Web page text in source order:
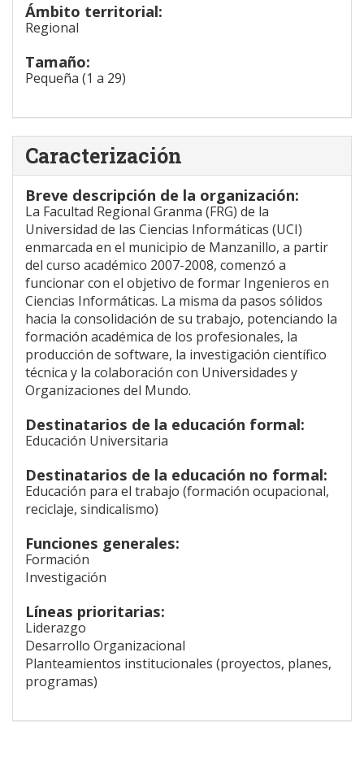
Ámbito territorial:
Regional
Tamaño:
Pequeña (1 a 29)
Caracterización
Breve descripción de la organización:
La Facultad Regional Granma (FRG) de la
Universidad de las Ciencias Informáticas (UCI)
enmarcada en el municipio de Manzanillo, a partir
del curso académico 2007-2008, comenzó a
funcionar con el objetivo de formar Ingenieros en
Ciencias Informáticas. La misma da pasos sólidos
hacia la consolidación de su trabajo, potenciando la
formación académica de los profesionales, la
producción de software, la investigación científico
técnica y la colaboración con Universidades y
Organizaciones del Mundo.
Destinatarios de la educación formal:
Educación Universitaria
Destinatarios de la educación no formal:
Educación para el trabajo (formación ocupacional,
reciclaje, sindicalismo)
Funciones generales:
Formación
Investigación
Líneas prioritarias:
Liderazgo
Desarrollo Organizacional
Planteamientos institucionales (proyectos, planes,
programas)